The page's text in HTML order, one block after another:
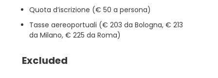
Quota d’iscrizione (€ 50 a persona)
Tasse aereoportuali (€ 203 da Bologna, € 213
da Milano, € 225 da Roma)
Excluded